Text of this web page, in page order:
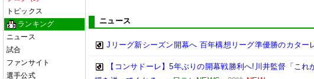
トピックス
ランキング
ニュース
試合
ファンサイト
選手公式
ニュース
Jリーグ新シーズン開幕へ 百年構想リーグ準優勝のカタ
【コンサドーレ】5年ぶりの開幕戦勝利へ!川井監督「こ